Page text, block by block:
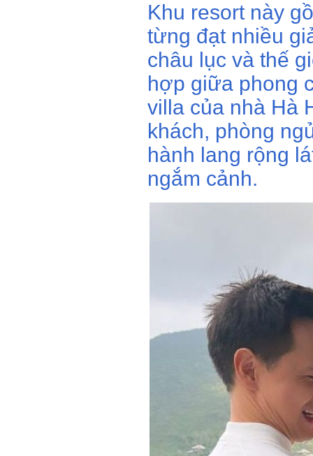
Khu resort này
từng đạt nhiều
châu lục và thế
hợp giữa phong
villa của nhà Hà
khách, phòng
hành lang rộng
ngắm cảnh.